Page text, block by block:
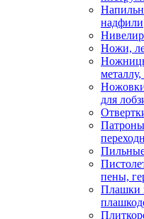
надфили
Ножи,
для
пены,
Плашки